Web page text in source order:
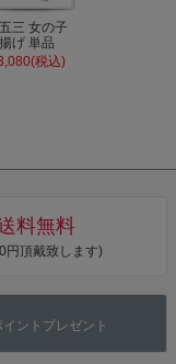
三 女の子
げ 単品
葉色」日
ール便不
税込)
【メール便不
料無料
頂戴致します)
イントプレゼント